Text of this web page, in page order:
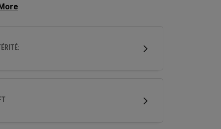
pour les golfeurs qui recherchent un